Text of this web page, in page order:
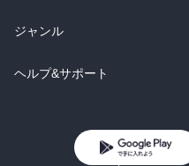
BL・TL
雑誌・グラビア
BL・TL
ラノベ
雑誌・グラビア
総合
ラノベ
ジャンル
コミック
ライトノベル
ヘルプ&サポート
よくあるご質問